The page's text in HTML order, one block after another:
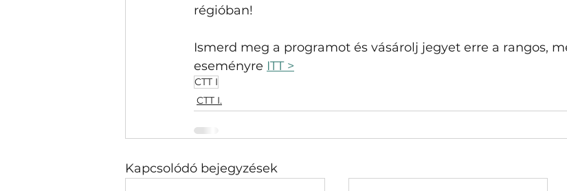
régióban!
Ismerd meg a programot és vásárolj jegyet erre a rangos,
eseményre ITT >
CTT I
CTT I.
Kapcsolódó bejegyzések